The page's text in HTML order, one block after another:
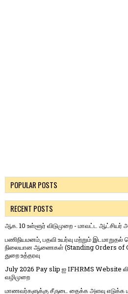
POPULAR POSTS
RECENT POSTS
ஆக. 10 உள்ளூர் விடுமுறை - மாவட்ட ஆட்சியர்
பணிநியமனம், பதவி உயர்வு மற்றும்
நிலையான ஆணைகள் (Standing Orders of
துறை உத்தரவு
July 2026 Pay slip ஐ IFHRMS Website
வழிமுறை
மாணவர்களுக்கு சீருடை தைக்க அளவு